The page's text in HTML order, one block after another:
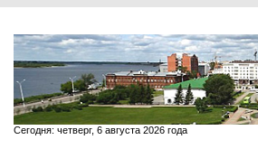
Сегодня: четверг, 6 августа 2026 года